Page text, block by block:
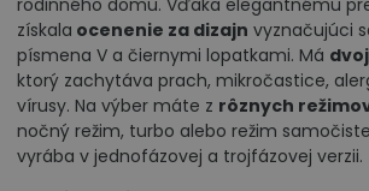
rodinného domu. Vďaka elegantnému
získala ocenenie za dizajn vyznačujúci
písmena V a čiernymi lopatkami. Má
ktorý zachytáva prach, mikročastice,
vírusy. Na výber máte z rôznych
nočný režim, turbo alebo režim
vyrába v jednofázovej a trojfázovej verzii.